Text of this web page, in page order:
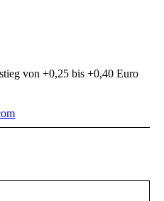
von +0,25 bis +0,40 Euro